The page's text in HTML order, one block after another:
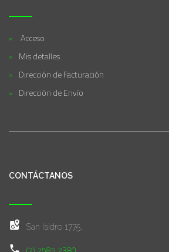
Acceso
Mis detalles
Dirección de Facturación
Dirección de Envío
CONTÁCTANOS
San Isidro 1775,